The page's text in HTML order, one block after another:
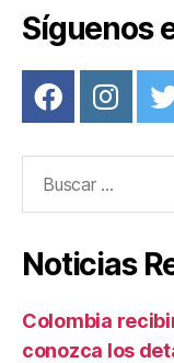
Síguenos
Noticias
Colombia
conozca los